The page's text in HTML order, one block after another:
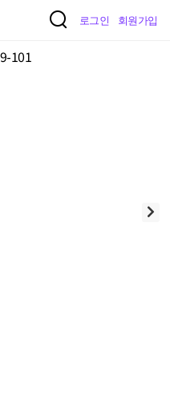
로그인 회원가입